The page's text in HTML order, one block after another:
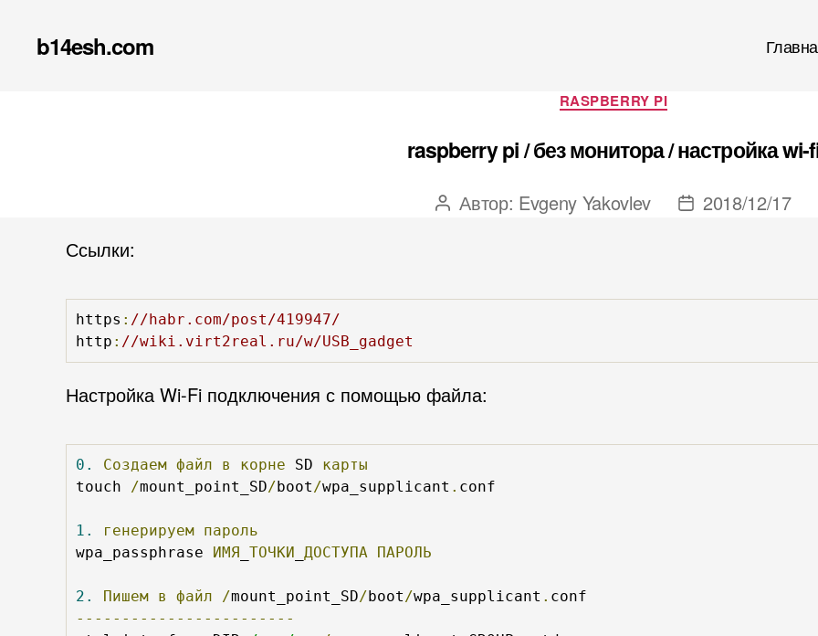
b14esh.com
Рубрики
RASPBERRY PI
raspberry pi / без монитора / настройка wi-
Автор
Автор: Evgeny Yakovlev
Дата2018/12/17
Ссылки:
https : //habr.com/post/419947/
http : //wiki.virt2real.ru/w/USB_gadget
Настройка Wi-Fi подключения с помощью файла:
0. Создаем файл в корне SD карты
touch
/mount_point_SD/boot /wpa_supplicant . conf
1. генерируем пароль
wpa_passphrase ИМЯ ТОЧКИ ДОСТУПА ПАРОЛЬ
2. Пишем в файл /mount_point_SD/boot /wpa_supplicant .
------------------------